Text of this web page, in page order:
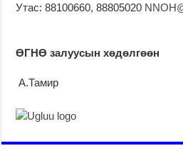
Утас: 88100660, 88805020
БИД
ӨГНӨ залуусын хөдөлгөөн
А.Тамир